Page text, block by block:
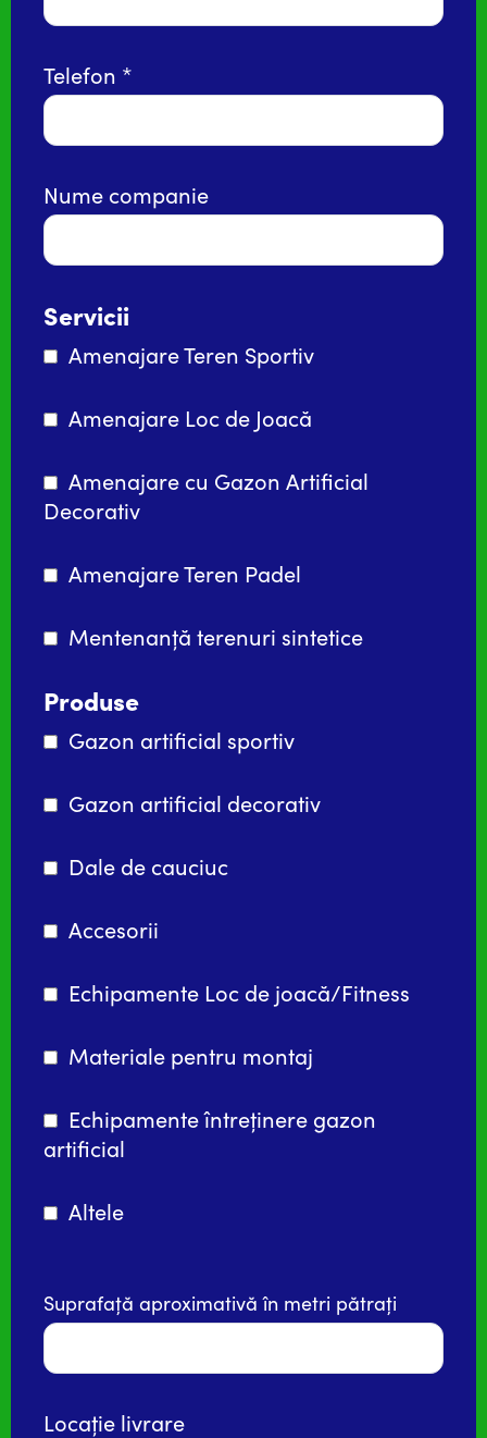
Telefon
Nume companie
Servicii
Amenajare Teren Sportiv
Amenajare Loc de Joacă
Amenajare cu Gazon Artificial
Decorativ
Amenajare Teren Padel
Mentenanță terenuri sintetice
Produse
Gazon artificial sportiv
Gazon artificial decorativ
Dale de cauciuc
Accesorii
Echipamente Loc de joacă/Fitness
Materiale pentru montaj
Echipamente întreținere gazon
artificial
Altele
Suprafață aproximativă în metri pătrați
Locație livrare